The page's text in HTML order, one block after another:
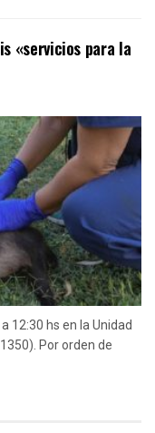
«servicios para la
12:30 hs en la Unidad
Por orden de